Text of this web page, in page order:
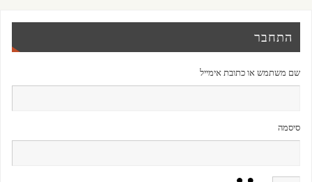
התחבר
שם משתמש או כתובת אימייל
סיסמה